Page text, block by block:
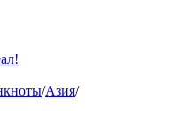
/Азия/